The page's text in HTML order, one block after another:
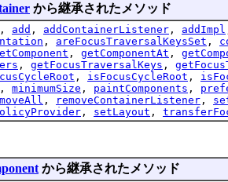
から継承されたメソッド
, add , addContainerListener , addImpl
, areFocusTraversalKeysSet ,
, getComponentAt ,
, getFocusTraversalKeys ,
, isFocusCycleRoot ,
, minimumSize , paintComponents ,
, removeContainerListener ,
, setLayout ,
から継承されたメソッド